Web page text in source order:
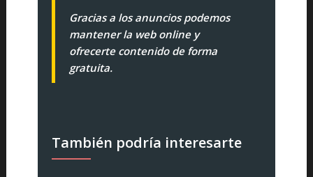
Gracias a los anuncios podemos
mantener la web online y
ofrecerte contenido de forma
gratuita.
También podría interesarte